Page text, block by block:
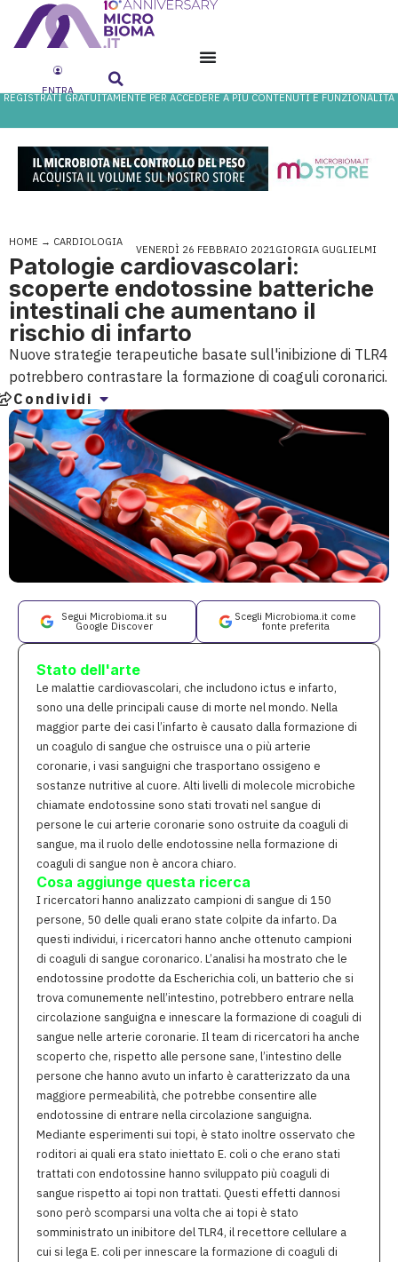
ENTRA
REGISTRATI GRATUITAMENTE PER ACCEDERE A PIÙ CONTENUTI E FUNZIONALITÀ
HOME → CARDIOLOGIA
VENERDÌ 26 FEBBRAIO 2021GIORGIA GUGLIELMI
Patologie cardiovascolari:
scoperte endotossine batteriche
intestinali che aumentano il
rischio di infarto
Nuove strategie terapeutiche basate sull'inibizione di TLR4
potrebbero contrastare la formazione di coaguli coronarici.
Condividi
Segui Microbioma.it su
Google Discover
Scegli Microbioma.it come
fonte preferita
Stato dell'arte
Le malattie cardiovascolari, che includono ictus e infarto,
sono una delle principali cause di morte nel mondo. Nella
maggior parte dei casi l’infarto è causato dalla formazione di
un coagulo di sangue che ostruisce una o più arterie
coronarie, i vasi sanguigni che trasportano ossigeno e
sostanze nutritive al cuore. Alti livelli di molecole microbiche
chiamate endotossine sono stati trovati nel sangue di
persone le cui arterie coronarie sono ostruite da coaguli di
sangue, ma il ruolo delle endotossine nella formazione di
coaguli di sangue non è ancora chiaro.
Cosa aggiunge questa ricerca
I ricercatori hanno analizzato campioni di sangue di 150
persone, 50 delle quali erano state colpite da infarto. Da
questi individui, i ricercatori hanno anche ottenuto campioni
di coaguli di sangue coronarico. L’analisi ha mostrato che le
endotossine prodotte da Escherichia coli, un batterio che si
trova comunemente nell’intestino, potrebbero entrare nella
circolazione sanguigna e innescare la formazione di coaguli di
sangue nelle arterie coronarie. Il team di ricercatori ha anche
scoperto che, rispetto alle persone sane, l’intestino delle
persone che hanno avuto un infarto è caratterizzato da una
maggiore permeabilità, che potrebbe consentire alle
endotossine di entrare nella circolazione sanguigna.
Mediante esperimenti sui topi, è stato inoltre osservato che
roditori ai quali era stato iniettato E. coli o che erano stati
trattati con endotossine hanno sviluppato più coaguli di
sangue rispetto ai topi non trattati. Questi effetti dannosi
sono però scomparsi una volta che ai topi è stato
somministrato un inibitore del TLR4, il recettore cellulare a
cui si lega E. coli per innescare la formazione di coaguli di